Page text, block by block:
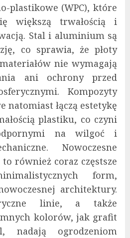
plastikowe (WPC), które
większą trwałością i
Stal i aluminium są
co sprawia, że płoty
nie wymagają
ani ochrony przed
Kompozyty
natomiast łączą estetykę
plastiku, co czyni
na wilgoć i
Nowoczesne
również coraz częstsze
form,
architektury.
linie, a także
kolorów, jak grafit
nadają ogrodzeniom